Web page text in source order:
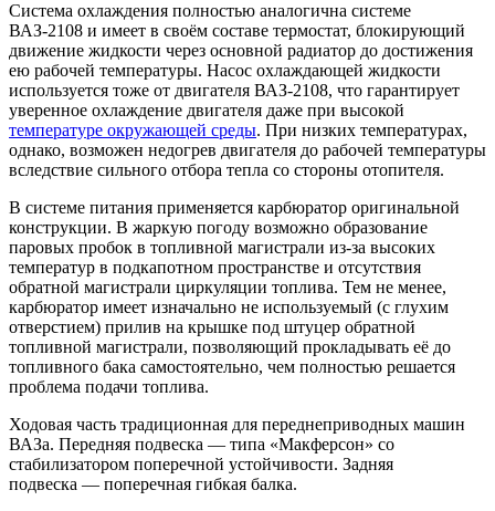
Система охлаждения полностью аналогична системе
ВАЗ-2108 и имеет в своём составе термостат, блокирующий
движение жидкости через основной радиатор до достижения
ею рабочей температуры. Насос охлаждающей жидкости
используется тоже от двигателя ВАЗ-2108, что гарантирует
уверенное охлаждение двигателя даже при высокой
температуре окружающей среды. При низких температурах,
однако, возможен недогрев двигателя до рабочей температуры
вследствие сильного отбора тепла со стороны отопителя.
В системе питания применяется карбюратор оригинальной
конструкции. В жаркую погоду возможно образование
паровых пробок в топливной магистрали из-за высоких
температур в подкапотном пространстве и отсутствия
обратной магистрали циркуляции топлива. Тем не менее,
карбюратор имеет изначально не используемый (с глухим
отверстием) прилив на крышке под штуцер обратной
топливной магистрали, позволяющий прокладывать её до
топливного бака самостоятельно, чем полностью решается
проблема подачи топлива.
Ходовая часть традиционная для переднеприводных машин
ВАЗа. Передняя подвеска — типа «Макферсон» со
стабилизатором поперечной устойчивости. Задняя
подвеска — поперечная гибкая балка.